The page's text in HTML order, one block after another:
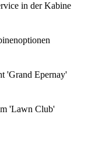
in der Kabine
'Grand Epernay'
'Lawn Club'